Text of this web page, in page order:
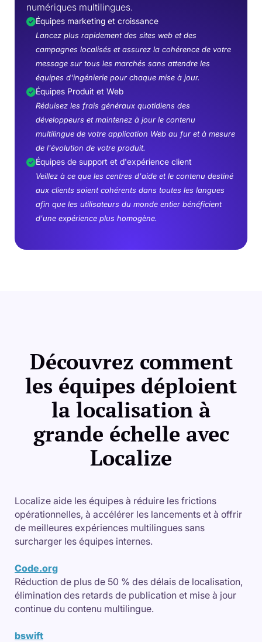
numériques multilingues.
Équipes marketing et croissance
Lancez plus rapidement des sites web et des
campagnes localisés et assurez la cohérence de votre
message sur tous les marchés sans attendre les
équipes d'ingénierie pour chaque mise à jour.
Équipes Produit et Web
Réduisez les frais généraux quotidiens des
développeurs et maintenez à jour le contenu
multilingue de votre application Web au fur et à mesure
de l'évolution de votre produit.
Équipes de support et d'expérience client
Veillez à ce que les centres d'aide et le contenu destiné
aux clients soient cohérents dans toutes les langues
afin que les utilisateurs du monde entier bénéficient
d'une expérience plus homogène.
Découvrez comment
les équipes déploient
la localisation à
grande échelle avec
Localize
Localize aide les équipes à réduire les frictions
opérationnelles, à accélérer les lancements et à offrir
de meilleures expériences multilingues sans
surcharger les équipes internes.
Code.org
Réduction de plus de 50 % des délais de localisation,
élimination des retards de publication et mise à jour
continue du contenu multilingue.
bswift